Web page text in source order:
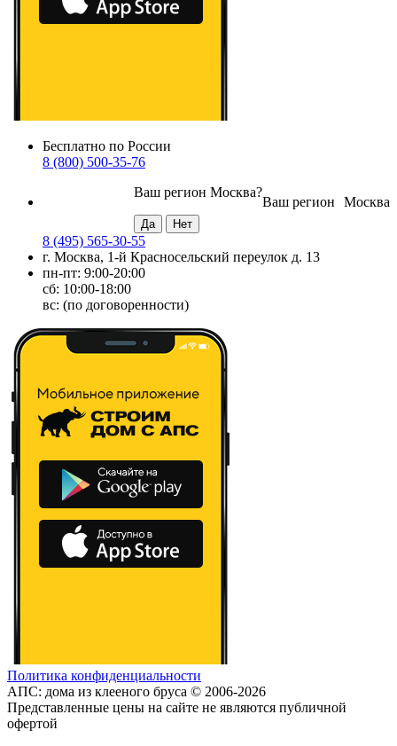
Бесплатно по России
8 (800) 500-35-76
Москва
Ваш регион
Ваш регион Москва?
8 (495) 565-30-55
г. Москва, 1-й Красносельский переулок д. 13
пн-пт: 9:00-20:00
сб: 10:00-18:00
вс: (по договоренности)
Политика конфиденциальности
АПС: дома из клееного бруса © 2006-2026
Представленные цены на сайте не являются публичной
офертой